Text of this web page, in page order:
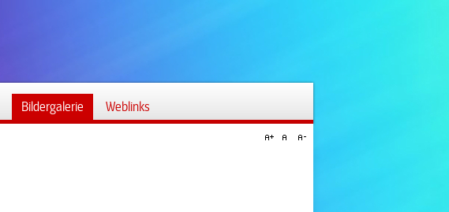
Bildergalerie Weblinks